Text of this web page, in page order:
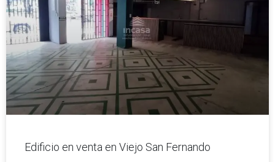
Edificio en venta en Viejo San Fernando